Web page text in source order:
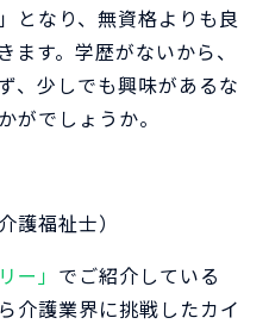
となり、無資格よりも良
ます。学歴がないから、
、少しでも興味があるな
がでしょうか。
介護福祉士）
ー」 でご紹介している
介護業界に挑戦したカイ